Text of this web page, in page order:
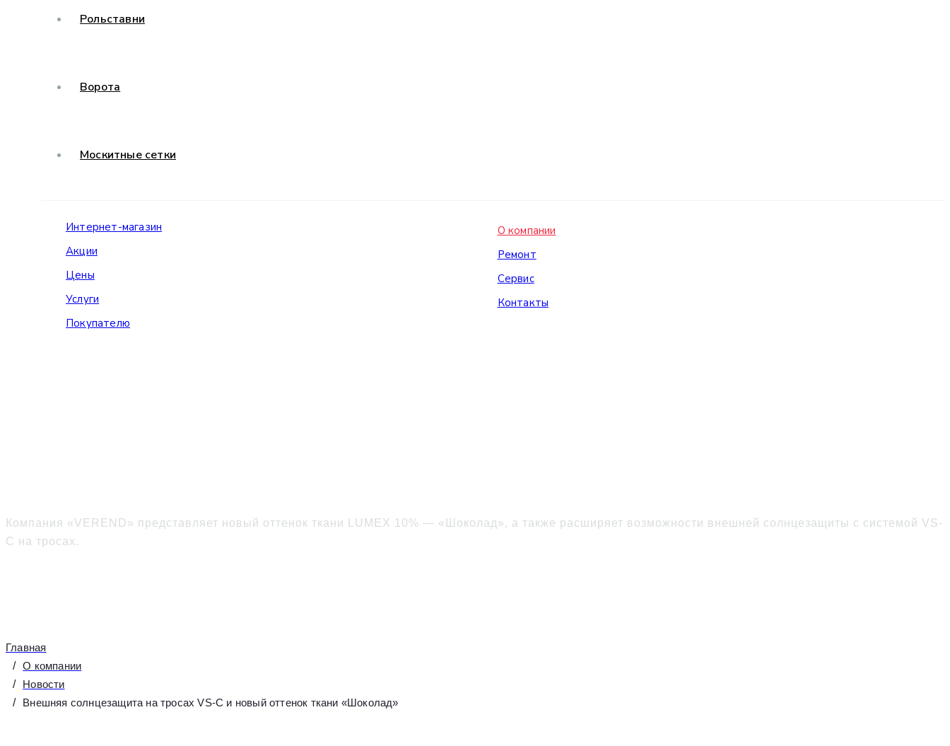
Рольставни
Ворота
Москитные сетки
Интернет-магазин
Акции
Цены
Услуги
Покупателю
О компании
Ремонт
Сервис
Контакты
Компания «VEREND» представляет новый оттенок ткани LUMEX 10% — «Шоколад», а также расширяет возможности внешней солнцезащиты с системой VS-
C на тросах.
Главная
О компании
Новости
Внешняя солнцезащита на тросах VS-C и новый оттенок ткани «Шоколад»